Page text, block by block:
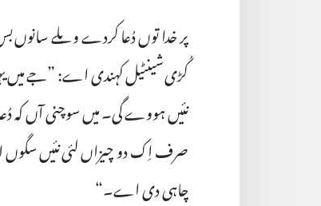
پر خدا توں دُعا کردے ویلے
کُڑی شینٹیل کہندی اے:‏ ”‏جے میں
نئیں ہووے گی۔ میں سوچنی آں کہ
صرف اِک دو چیزاں لئی نئیں سگوں
چاہی دی اے۔“‏